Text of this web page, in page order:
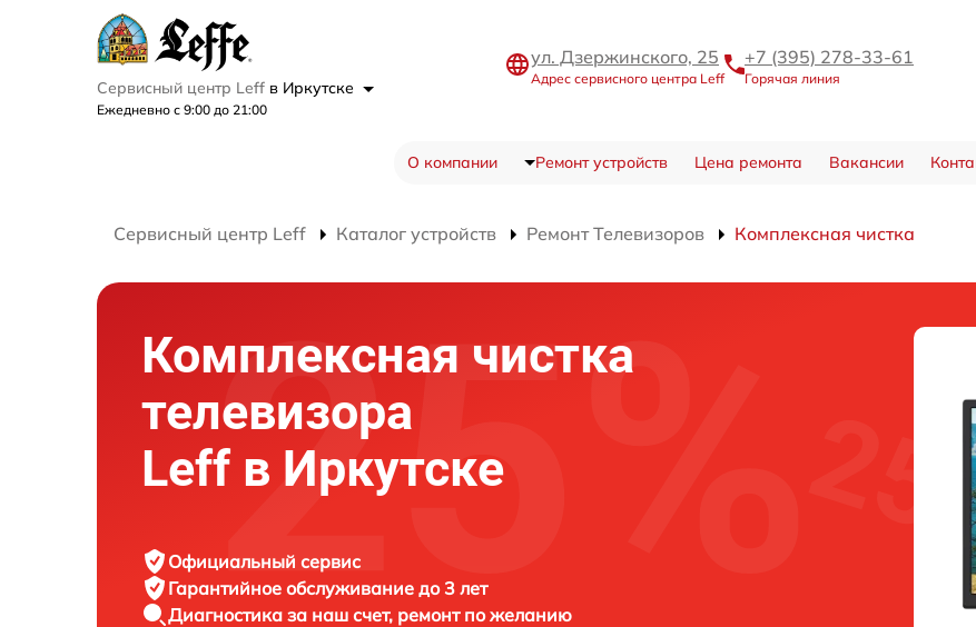
Сервисный центр Leff в Иркутске
Ежедневно с 9:00 до 21:00
ул. Дзержинского, 25
Адрес сервисного центра Leff
+7 (395) 278-33-61
Горячая линия
О компании Ремонт устройств Цена ремонта Вакансии
Сервисный центр Leff Каталог устройств Ремонт Телевизоров Комплексная чистка
Комплексная чистка
телевизора
Leff в Иркутске
Официальный сервис
Гарантийное обслуживание до 3 лет
Диагностика за наш счет, ремонт по желанию